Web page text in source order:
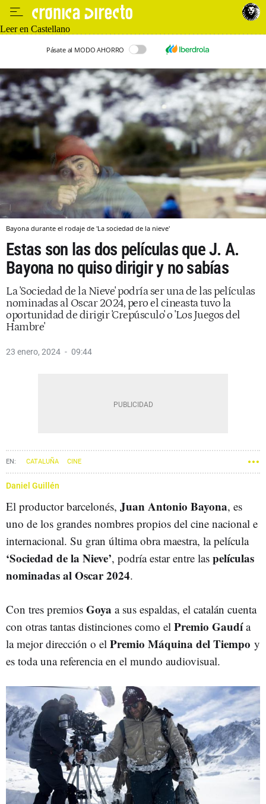
Leer en Castellano
Pásate al MODO AHORRO
Bayona durante el rodaje de 'La sociedad de la nieve'
Estas son las dos películas que J. A.
Bayona no quiso dirigir y no sabías
La 'Sociedad de la Nieve' podría ser una de las películas
nominadas al Oscar 2024, pero el cineasta tuvo la
oportunidad de dirigir 'Crepúsculo' o 'Los Juegos del
Hambre'
23 enero, 2024 09:44
CATALUÑA CINE
Daniel Guillén
El productor barcelonés, Juan Antonio Bayona, es
uno de los grandes nombres propios del cine nacional e
internacional. Su gran última obra maestra, la película
‘Sociedad de la Nieve’, podría estar entre las películas
nominadas al Oscar 2024.
Con tres premios Goya a sus espaldas, el catalán cuenta
con otras tantas distinciones como el Premio Gaudía
la mejor dirección o el Premio Máquina del Tiempo y
es toda una referencia en el mundo audiovisual.